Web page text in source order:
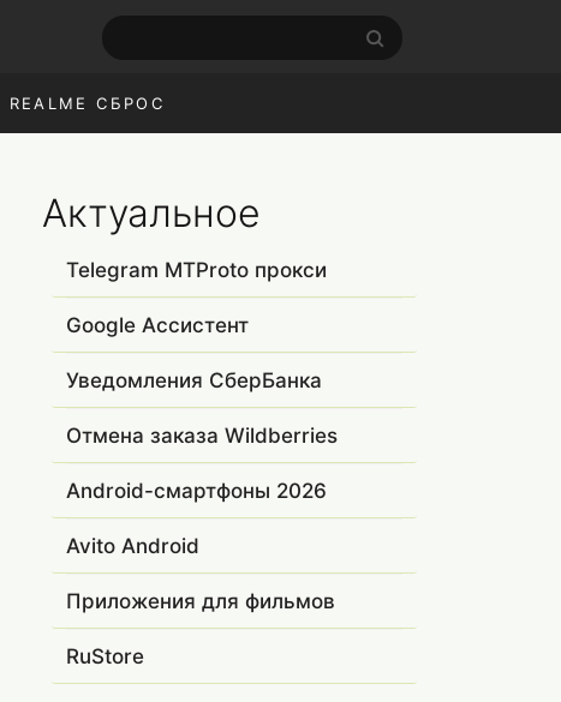
REALME СБРОС
Актуальное
Telegram MTProto прокси
Google Ассистент
Уведомления СберБанка
Отмена заказа Wildberries
Android-смартфоны 2026
Avito Android
Приложения для фильмов
RuStore